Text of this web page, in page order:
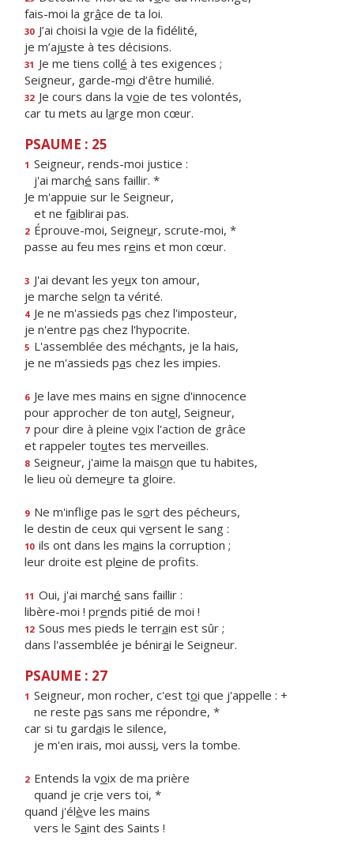
fais-moi la grâce de ta loi.
30 J’ai choisi la voie de la fidélité,
je m’ajuste à tes décisions.
31 Je me tiens collé à tes exigences ;
Seigneur, garde-moi d’être humilié.
32 Je cours dans la voie de tes volontés,
car tu mets au large mon cœur.
PSAUME : 25
1 Seigneur, rends-moi justice :
j'ai marché sans faillir. *
Je m'appuie sur le Seigneur,
et ne faiblirai pas.
2 Éprouve-moi, Seigneur, scrute-moi, *
passe au feu mes reins et mon cœur.
3 J'ai devant les yeux ton amour,
je marche selon ta vérité.
4 Je ne m'assieds pas chez l'imposteur,
je n'entre pas chez l'hypocrite.
5 L'assemblée des méchants, je la hais,
je ne m'assieds pas chez les impies.
6 Je lave mes mains en signe d'innocence
pour approcher de ton autel, Seigneur,
7 pour dire à pleine voix l'action de grâce
et rappeler toutes tes merveilles.
8 Seigneur, j'aime la maison que tu habites,
le lieu où demeure ta gloire.
9 Ne m'inflige pas le sort des pécheurs,
le destin de ceux qui versent le sang :
10 ils ont dans les mains la corruption ;
leur droite est pleine de profits.
11 Oui, j'ai marché sans faillir :
libère-moi ! prends pitié de moi !
12 Sous mes pieds le terrain est sûr ;
dans l'assemblée je bénirai le Seigneur.
PSAUME : 27
1 Seigneur, mon rocher, c'est toi que j'appelle : +
ne reste pas sans me répondre, *
car si tu gardais le silence,
je m'en irais, moi aussi, vers la tombe.
2 Entends la voix de ma prière
quand je crie vers toi, *
quand j'élève les mains
vers le Saint des Saints !